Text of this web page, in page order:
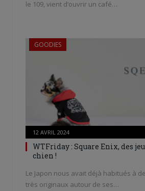
le 109, vient d’ouvrir un café…
GOODIES
12 AVRIL 2024
WTFriday : Square Enix, des
chien !
Le Japon nous avait déjà habitués à
très originaux autour de ses…